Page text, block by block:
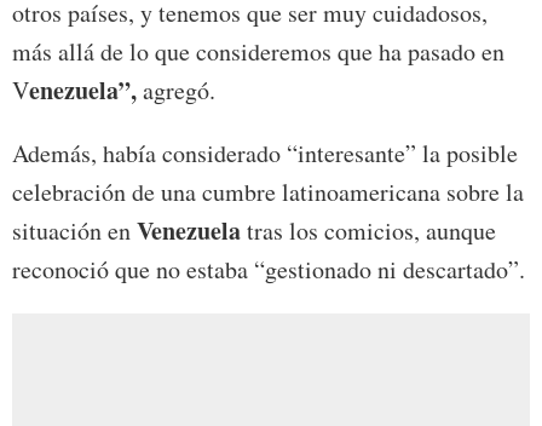
otros países, y tenemos que ser muy cuidadosos,
más allá de lo que consideremos que ha pasado en
Venezuela”,agregó.
Además, había considerado “interesante” la posible
celebración de una cumbre latinoamericana sobre la
situación enVenezuelatras los comicios, aunque
reconoció que no estaba “gestionado ni descartado”.